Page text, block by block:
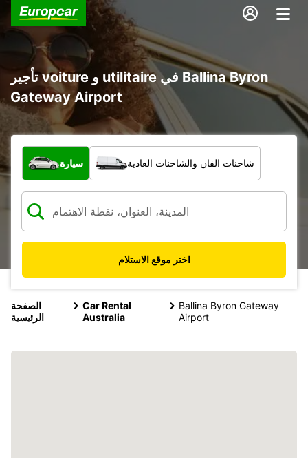
تأجير voiture و utilitaire في Ballina Byron
Gateway Airport
ما نوع المركبة؟
سيارة شاحنات الفان والشاحنات العادية
اختر موقع الاستلام
الصفحة
الرئيسية
Car Rental
Australia
Ballina Byron Gateway
Airport